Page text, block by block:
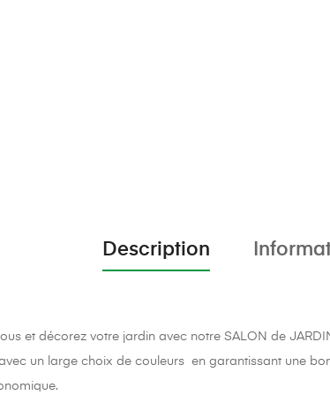
Description
et décorez votre jardin avec notre SALON de
un large choix de couleurs en garantissant une